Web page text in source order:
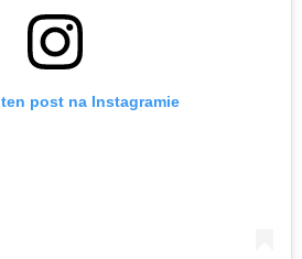
post na Instagramie